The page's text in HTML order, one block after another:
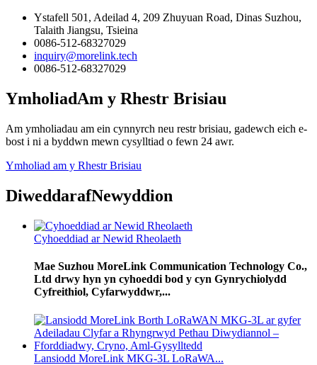
Ystafell 501, Adeilad 4, 209 Zhuyuan Road, Dinas Suzhou,
Talaith Jiangsu, Tsieina
0086-512-68327029
inquiry@morelink.tech
0086-512-68327029
YmholiadAm y Rhestr Brisiau
Am ymholiadau am ein cynnyrch neu restr brisiau, gadewch eich e-
bost i ni a byddwn mewn cysylltiad o fewn 24 awr.
Ymholiad am y Rhestr Brisiau
DiweddarafNewyddion
Cyhoeddiad ar Newid Rheolaeth
Mae Suzhou MoreLink Communication Technology Co.,
Ltd drwy hyn yn cyhoeddi bod y cyn Gynrychiolydd
Cyfreithiol, Cyfarwyddwr,...
Lansiodd MoreLink MKG-3L LoRaWA...